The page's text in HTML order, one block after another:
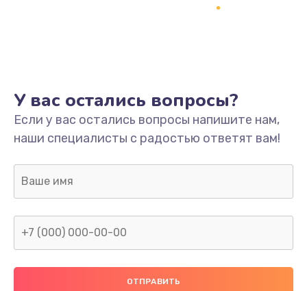
Не включается
1400 руб.
Заказать
Нет звука
800 руб.
Не видит флешку
У вас остались вопросы?
Если у вас остались вопросы напишите нам,
наши специалисты с радостью ответят вам!